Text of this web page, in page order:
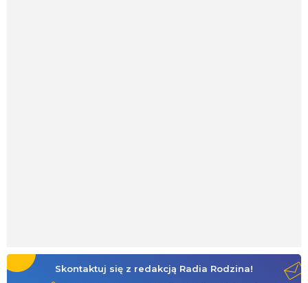
Skontaktuj się z redakcją Radia Rodzina!